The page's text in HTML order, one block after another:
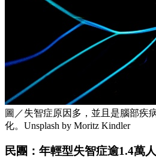
圖／失智症原因多，並且是腦部疾
化。Unsplash by Moritz Kindler
民團：年輕型失智症逾1.4萬